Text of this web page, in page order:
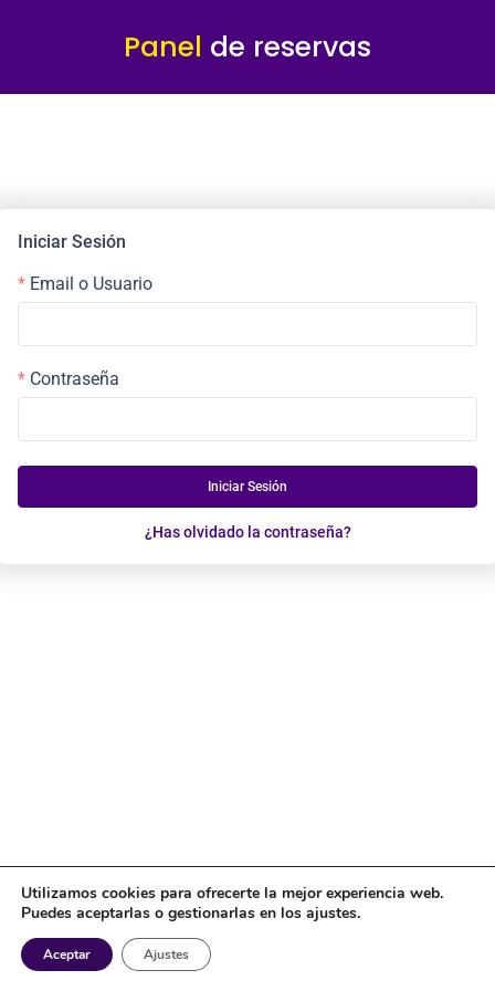
Panel de reservas
Iniciar Sesión
Email o Usuario
Contraseña
Iniciar Sesión
¿Has olvidado la contraseña?
Utilizamos cookies para ofrecerte la mejor experiencia web.
Puedes aceptarlas o gestionarlas en los ajustes.
Aceptar Ajustes